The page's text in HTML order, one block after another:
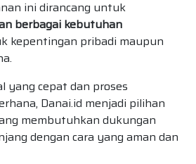
ini dirancang untuk
berbagai kebutuhan
kepentingan pribadi maupun
yang cepat dan proses
Danai.id menjadi pilihan
membutuhkan dukungan
dengan cara yang aman dan